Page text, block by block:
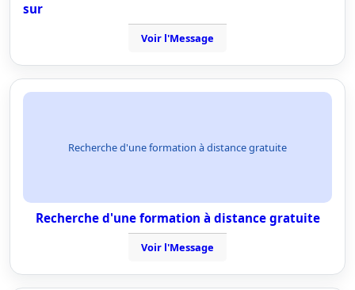
sur
Voir l'Message
Recherche d'une formation à distance gratuite
Recherche d'une formation à distance gratuite
Voir l'Message